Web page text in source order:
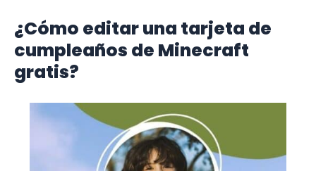
¿Cómo editar una tarjeta de
cumpleaños de Minecraft
gratis?